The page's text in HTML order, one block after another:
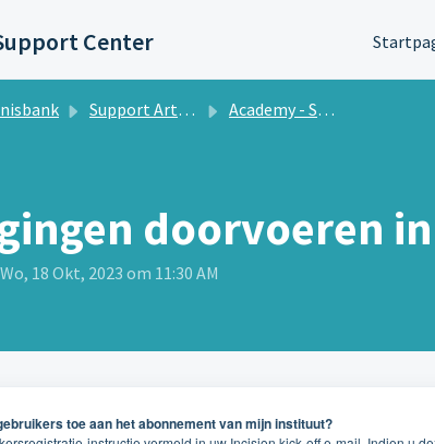
Center
Support Artikelen Incision Academy Academy - Supervisors
doorvoeren
18 Okt, 2023 om 11:30 AM
toe aan het abonnement van mijn instituut?